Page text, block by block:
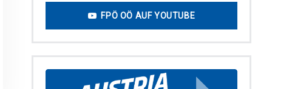
FPÖ OÖ AUF YOUTUBE